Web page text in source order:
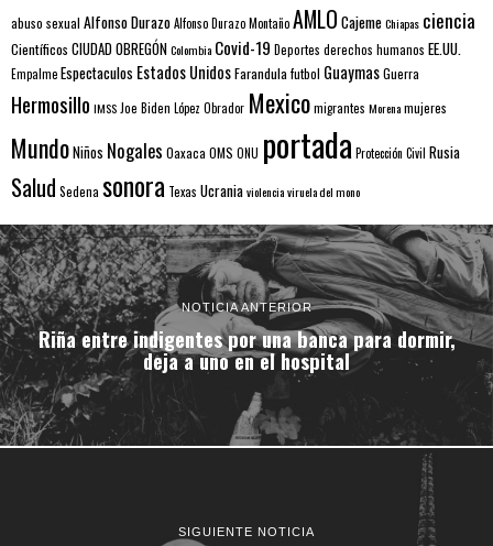
abuso sexual Alfonso DurazoAlfonso Durazo MontañoAMLO CajemeChiapas ciencia
Científicos CIUDAD OBREGÓNColombia Covid-19 Deportes derechos humanos EE.UU.
EmpalmeEspectaculos Estados UnidosFarandula futbol GuaymasGuerra
Hermosillo IMSS Joe Biden López Obrador Mexicomigrantes Morenamujeres
MundoNiños Nogales Oaxaca OMS ONU portada Protección Civil Rusia
Salud Sedena sonora Texas Ucraniaviolenciaviruela del mono
NOTICIA ANTERIOR
Riña entre indigentes por una banca para dormir,
deja a uno en el hospital
SIGUIENTE NOTICIA